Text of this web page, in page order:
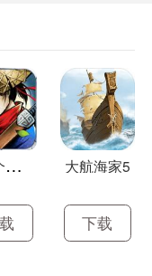
挂
出个大侠手游 大航海家5
下载